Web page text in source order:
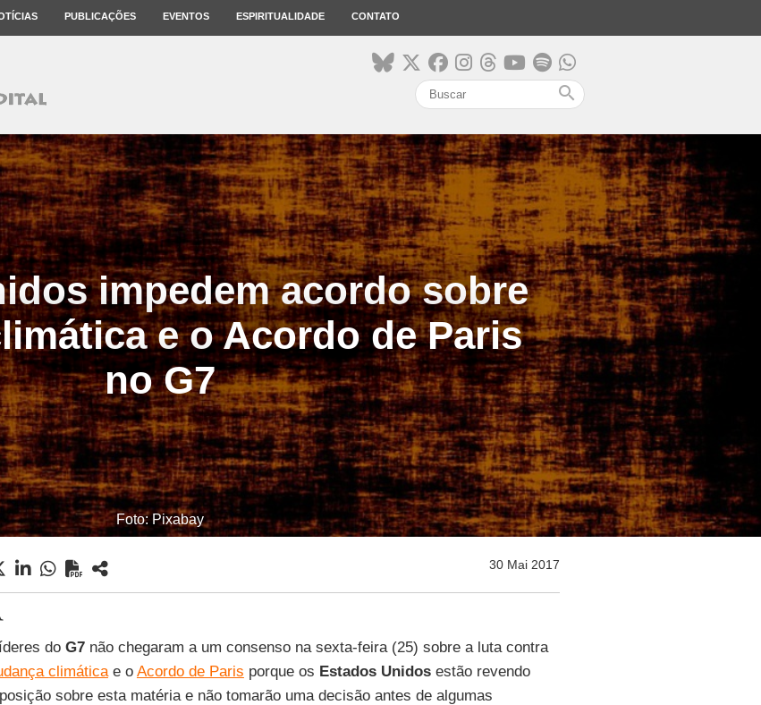
PUBLICAÇÕES EVENTOS ESPIRITUALIDADE CONTATO
search
impedem acordo sobre
e o Acordo de Paris
no G7
Foto: Pixabay
30 Mai 2017
do G7não chegaram a um consenso na sexta-feira (25) sobre a luta contra
climáticae o Acordo de Paris porque os Estados Unidosestão revendo
sobre esta matéria e não tomarão uma decisão antes de algumas